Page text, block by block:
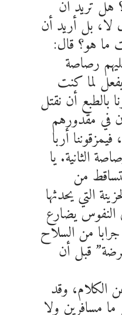
هل تريد أن
لا، بل أريد أن
ما هو؟ قال:
رصاصة
لما كنت
بالطبع أن نقتل
في مقدورهم
أربا
الثانية. يا
من
التي يحدثها
النفوس يضارع
من السلاح
قبل أن
الكلام، وقد
ما مسافرين ولا